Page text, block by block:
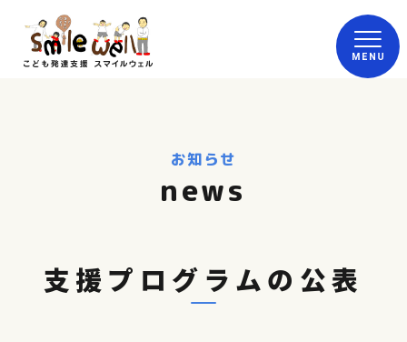
お知らせ
news
支援プログラムの公表